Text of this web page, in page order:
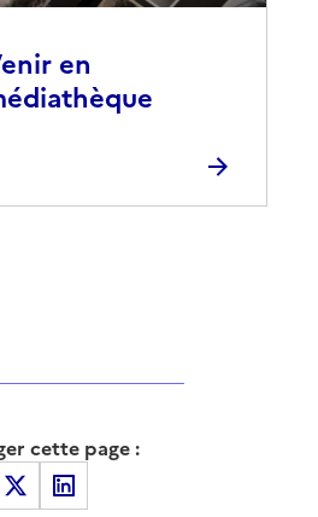
en
cette page :
sur Facebook
Partager sur XPartager sur LinkedIn